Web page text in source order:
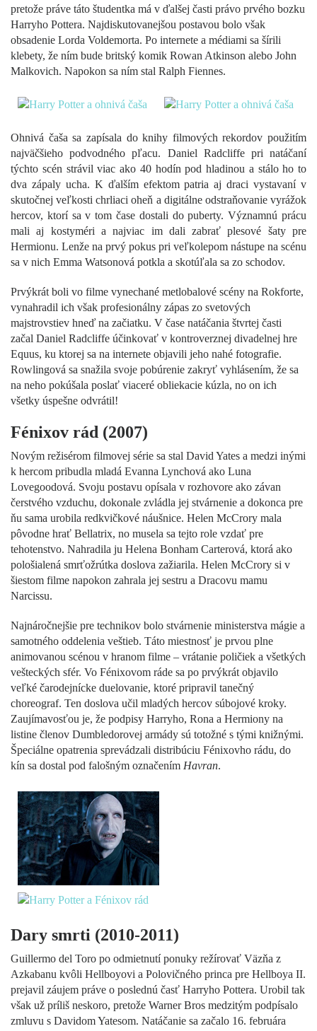
pretože práve táto študentka má v ďalšej časti právo prvého bozku
Harryho Pottera. Najdiskutovanejšou postavou bolo však
obsadenie Lorda Voldemorta. Po internete a médiami sa šírili
klebety, že ním bude britský komik Rowan Atkinson alebo John
Malkovich. Napokon sa ním stal Ralph Fiennes.
Ohnivá čaša sa zapísala do knihy filmových rekordov použitím
najväčšieho podvodného pľacu. Daniel Radcliffe pri natáčaní
týchto scén strávil viac ako 40 hodín pod hladinou a stálo ho to
dva zápaly ucha. K ďalším efektom patria aj draci vystavaní v
skutočnej veľkosti chrliaci oheň a digitálne odstraňovanie vyrážok
hercov, ktorí sa v tom čase dostali do puberty. Významnú prácu
mali aj kostyméri a najviac im dali zabrať plesové šaty pre
Hermionu. Lenže na prvý pokus pri veľkolepom nástupe na scénu
sa v nich Emma Watsonová potkla a skotúľala sa zo schodov.
Prvýkrát boli vo filme vynechané metlobalové scény na Rokforte,
vynahradil ich však profesionálny zápas zo svetových
majstrovstiev hneď na začiatku. V čase natáčania štvrtej časti
začal Daniel Radcliffe účinkovať v kontroverznej divadelnej hre
Equus, ku ktorej sa na internete objavili jeho nahé fotografie.
Rowlingová sa snažila svoje pobúrenie zakryť vyhlásením, že sa
na neho pokúšala poslať viaceré obliekacie kúzla, no on ich
všetky úspešne odvrátil!
Fénixov rád (2007)
Novým režisérom filmovej série sa stal David Yates a medzi inými
k hercom pribudla mladá Evanna Lynchová ako Luna
Lovegoodová. Svoju postavu opísala v rozhovore ako závan
čerstvého vzduchu, dokonale zvládla jej stvárnenie a dokonca pre
ňu sama urobila redkvičkové náušnice. Helen McCrory mala
pôvodne hrať Bellatrix, no musela sa tejto role vzdať pre
tehotenstvo. Nahradila ju Helena Bonham Carterová, ktorá ako
pološialená smrťožrútka doslova zažiarila. Helen McCrory si v
šiestom filme napokon zahrala jej sestru a Dracovu mamu
Narcissu.
Najnáročnejšie pre technikov bolo stvárnenie ministerstva mágie a
samotného oddelenia veštieb. Táto miestnosť je prvou plne
animovanou scénou v hranom filme – vrátanie poličiek a všetkých
vešteckých sfér. Vo Fénixovom ráde sa po prvýkrát objavilo
veľké čarodejnícke duelovanie, ktoré pripravil tanečný
choreograf. Ten doslova učil mladých hercov súbojové kroky.
Zaujímavosťou je, že podpisy Harryho, Rona a Hermiony na
listine členov Dumbledorovej armády sú totožné s tými knižnými.
Špeciálne opatrenia sprevádzali distribúciu Fénixovho rádu, do
kín sa dostal pod falošným označením Havran.
Dary smrti (2010-2011)
Guillermo del Toro po odmietnutí ponuky režírovať Väzňa z
Azkabanu kvôli Hellboyovi a Polovičného princa pre Hellboya II.
prejavil záujem práve o poslednú časť Harryho Pottera. Urobil tak
však už príliš neskoro, pretože Warner Bros medzitým podpísalo
zmluvu s Davidom Yatesom. Natáčanie sa začalo 16. februára